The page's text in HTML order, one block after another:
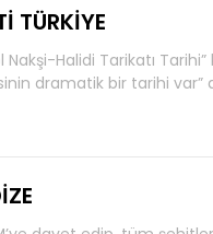
TÜRKİYE
Halidi Tarikatı
dramatik bir tarihi var”